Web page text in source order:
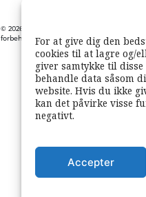
For at give dig den
cookies til at lagre og/
giver samtykke til
behandle data såsom
website. Hvis du ikke
kan det påvirke visse
negativt.
Accepter
© 2026 Arbejderen. Alle rettigheder
forbeholdes.